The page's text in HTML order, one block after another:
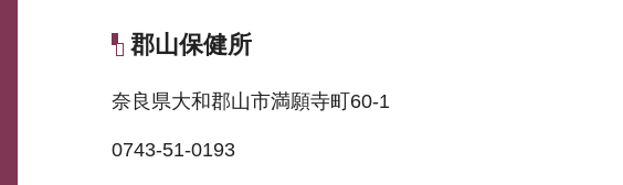
郡山保健所
奈良県大和郡山市満願寺町60-1
0743-51-0193